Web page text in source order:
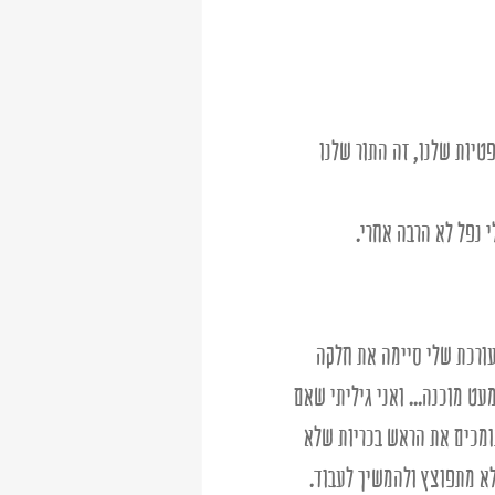
שלנו, זה התור שלנו
שלי סיימה את חלקה
מוכנה... ואני גיליתי שאם
את הראש בכריות שלא
מתפוצץ ולהמשיך לעבוד.